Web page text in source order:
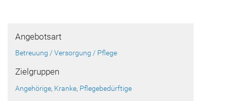
Angebotsart
Betreuung / Versorgung / Pflege
Zielgruppen
Angehörige, Kranke, Pflegebedürftige